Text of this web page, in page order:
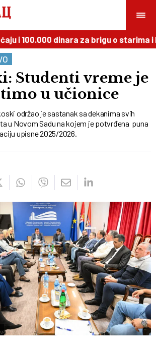
i 100.000 dinara za brigu o starima i
Studenti vreme je
u učionice
održao je sastanak sa dekanima svih
u Novom Sadu na kojem je potvrđena puna
upisne 2025/2026.